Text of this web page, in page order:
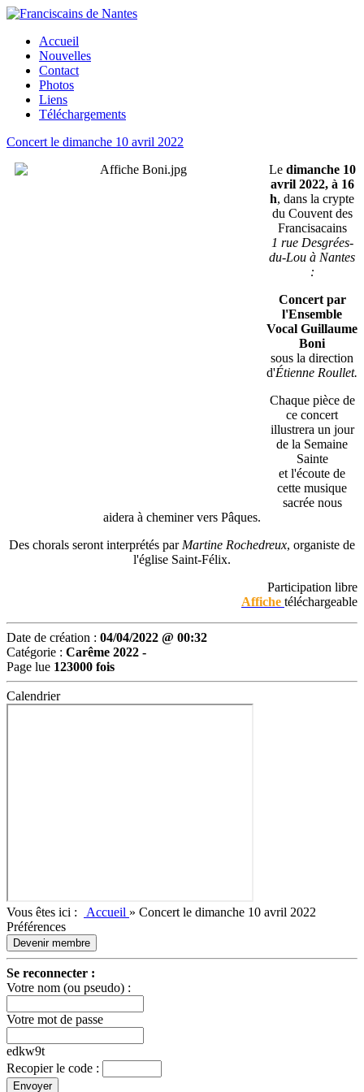
Accueil
Nouvelles
Contact
Photos
Liens
Téléchargements
Concert le dimanche 10 avril 2022
Le dimanche 10
avril 2022, à 16
h, dans la crypte
du Couvent des
Francisacains
1 rue Desgrées-
du-Lou à Nantes
:
Concert par
l'Ensemble
Vocal Guillaume
Boni
sous la direction
d'Étienne Roullet.
Chaque pièce de
ce concert
illustrera un jour
de la Semaine
Sainte
et l'écoute de
cette musique
sacrée nous
aidera à cheminer vers Pâques.
Des chorals seront interprétés par Martine Rochedreux, organiste de
l'église Saint-Félix.
Participation libre
Affiche téléchargeable
Date de création : 04/04/2022 @ 00:32
Catégorie : Carême 2022 -
Page lue 123000 fois
Calendrier
Vous êtes ici : Accueil » Concert le dimanche 10 avril 2022
Préférences
Devenir membre
Se reconnecter :
Votre nom (ou pseudo) :
Votre mot de passe
edkw9t
Recopier le code :
Envoyer